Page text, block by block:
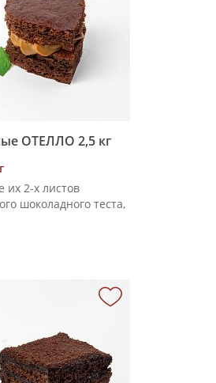
ОТЕЛЛО 2,5 кг
их 2-х листов
шоколадного теста,